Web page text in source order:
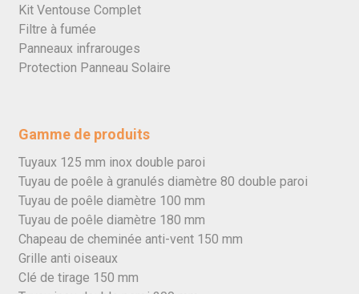
Kit Ventouse Complet
Filtre à fumée
Panneaux infrarouges
Protection Panneau Solaire
Gamme de produits
Tuyaux 125 mm inox double paroi
Tuyau de poêle à granulés diamètre 80 double paroi
Tuyau de poêle diamètre 100 mm
Tuyau de poêle diamètre 180 mm
Chapeau de cheminée anti-vent 150 mm
Grille anti oiseaux
Clé de tirage 150 mm